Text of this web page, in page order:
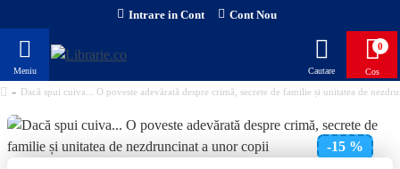
Intrare in Cont Cont Nou
0
Dacă spui cuiva... O poveste adevărată despre crimă, secrete de familie și unitatea de
-15 %